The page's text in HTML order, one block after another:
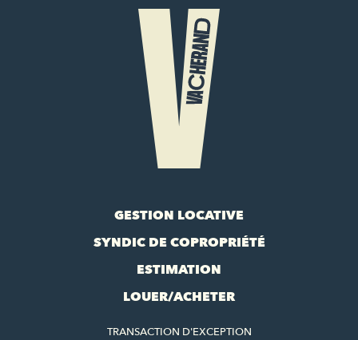
GESTION LOCATIVE
SYNDIC DE COPROPRIÉTÉ
ESTIMATION
LOUER/ACHETER
TRANSACTION D'EXCEPTION